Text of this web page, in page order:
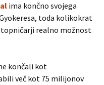
ima končno svojega
toda kolikokrat
topničarji realno možnost
končali kot
več kot 75 milijonov